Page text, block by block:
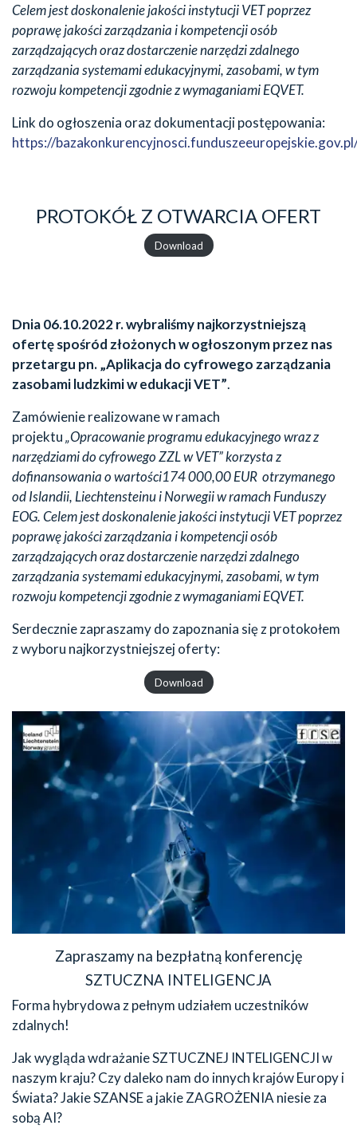
Celem jest doskonalenie jakości instytucji VET poprzez
poprawę jakości zarządzania i kompetencji osób
zarządzających oraz dostarczenie narzędzi zdalnego
zarządzania systemami edukacyjnymi, zasobami, w tym
rozwoju kompetencji zgodnie z wymaganiami EQVET.
Link do ogłoszenia oraz dokumentacji postępowania:
https://
PROTOKÓŁ Z OTWARCIA OFERT
Download
Dnia 06.10.2022 r. wybraliśmy najkorzystniejszą
ofertę spośród złożonych w ogłoszonym przez nas
przetargu pn. „Aplikacja do cyfrowego zarządzania
zasobami ludzkimi w edukacji VET”.
Zamówienie realizowane w ramach
projektu„Opracowanie programu edukacyjnego wraz z
narzędziami do cyfrowego ZZL w VET” korzysta z
dofinansowania o wartości174 000,00 EUR otrzymanego
od Islandii, Liechtensteinu i Norwegii w ramach Funduszy
EOG. Celem jest doskonalenie jakości instytucji VET poprzez
poprawę jakości zarządzania i kompetencji osób
zarządzających oraz dostarczenie narzędzi zdalnego
zarządzania systemami edukacyjnymi, zasobami, w tym
rozwoju kompetencji zgodnie z wymaganiami EQVET.
Serdecznie zapraszamy do zapoznania się z protokołem
z wyboru najkorzystniejszej oferty:
Download
Zapraszamy na bezpłatną konferencję
SZTUCZNA INTELIGENCJA
Forma hybrydowa z pełnym udziałem uczestników
zdalnych!
Jak wygląda wdrażanie SZTUCZNEJ INTELIGENCJI w
naszym kraju? Czy daleko nam do innych krajów Europy i
Świata? Jakie SZANSE a jakie ZAGROŻENIA niesie za
sobą AI?